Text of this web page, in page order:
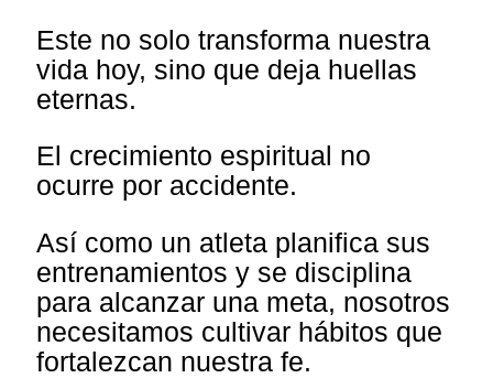
Este no solo transforma nuestra
vida hoy, sino que deja huellas
eternas.
El crecimiento espiritual no
ocurre por accidente.
Así como un atleta planifica sus
entrenamientos y se disciplina
para alcanzar una meta, nosotros
necesitamos cultivar hábitos que
fortalezcan nuestra fe.